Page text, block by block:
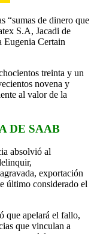
“sumas de dinero que
S.A, Jacadi de
Certain
treinta y un
novena y
al valor de la
DE SAAB
absolvió al
exportación
último considerado el
que apelará el fallo,
que vinculan a